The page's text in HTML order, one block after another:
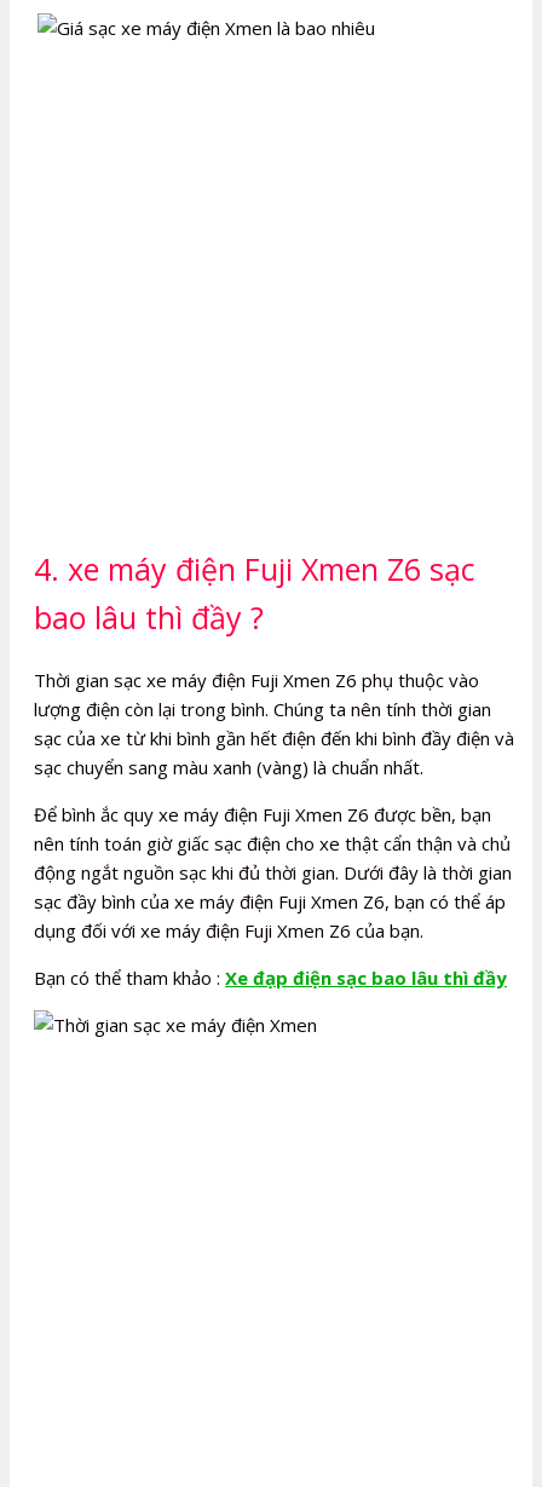
4. xe máy điện Fuji Xmen Z6 sạc
bao lâu thì đầy ?
Thời gian sạc xe máy điện Fuji Xmen Z6 phụ thuộc vào
lượng điện còn lại trong bình. Chúng ta nên tính thời gian
sạc của xe từ khi bình gần hết điện đến khi bình đầy điện và
sạc chuyển sang màu xanh (vàng) là chuẩn nhất.
Để bình ắc quy xe máy điện Fuji Xmen Z6 được bền, bạn
nên tính toán giờ giấc sạc điện cho xe thật cẩn thận và chủ
động ngắt nguồn sạc khi đủ thời gian. Dưới đây là thời gian
sạc đầy bình của xe máy điện Fuji Xmen Z6, bạn có thể áp
dụng đối với xe máy điện Fuji Xmen Z6 của bạn.
Bạn có thể tham khảo : Xe đạp điện sạc bao lâu thì đầy